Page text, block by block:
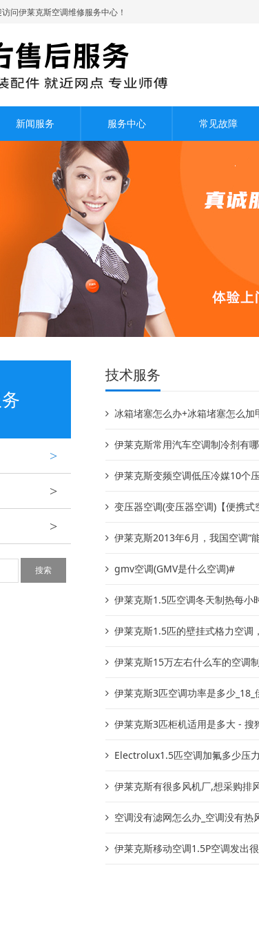
问伊莱克斯空调维修服务中心！
新闻服务 服务中心 常见故障
>
>
>
技术服务
冰箱堵塞怎么办+冰箱堵塞怎么加
伊莱克斯常用汽车空调制冷剂有
伊莱克斯变频空调低压冷媒10个
变压器空调(变压器空调)【便携
伊莱克斯2013年6月，我国空调“
gmv空调(GMV是什么空调)#
伊莱克斯1.5匹空调冬天制热每小
伊莱克斯1.5匹的壁挂式格力空调
伊莱克斯15万左右什么车的空调
伊莱克斯3匹空调功率是多少
伊莱克斯3匹柜机适用是多大 -
Electrolux1.5匹空调加氟多少压
伊莱克斯有很多风机厂,想采购排
空调没有滤网怎么办_空调没有热
伊莱克斯移动空调1.5P空调发出